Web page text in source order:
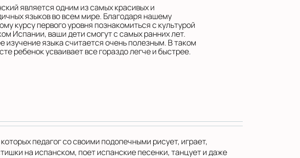
является одним из самых красивых и
языков во всем мире. Благодаря нашему
курсу первого уровня познакомиться с культурой
Испании, ваши дети смогут с самых ранних лет.
изучение языка считается очень полезным. В таком
ребенок усваивает все гораздо легче и быстрее.
педагог со своими подопечными рисует, играет,
на испанском, поет испанские песенки, танцует и даже